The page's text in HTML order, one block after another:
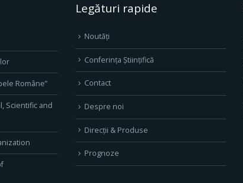
Române”
Scientific and
Legături rapide
Noutăți
Conferința Științifică
Contact
Despre noi
Direcţii & Produse
Prognoze